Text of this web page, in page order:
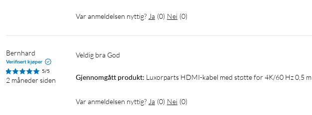
Var anmeldelsen nyttig? Ja (0) Nei (0)
Bernhard
Verifisert kjøper
5/5
2 måneder siden
Veldig bra God
Gjennomgått produkt: Luxorparts HDMI-kabel med støtte for 4K/60 Hz 0,5 m
Var anmeldelsen nyttig? Ja (0) Nei (0)